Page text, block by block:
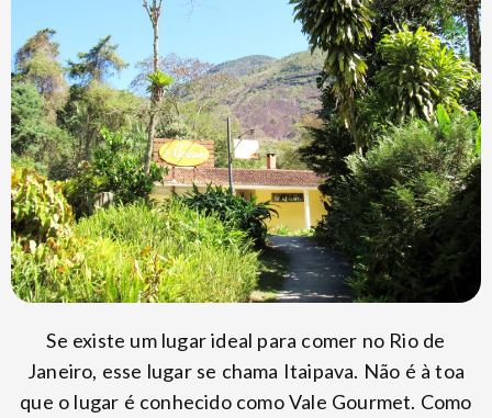
Se existe um lugar ideal para comer no Rio de
Janeiro, esse lugar se chama Itaipava. Não é à toa
que o lugar é conhecido como Vale Gourmet. Como